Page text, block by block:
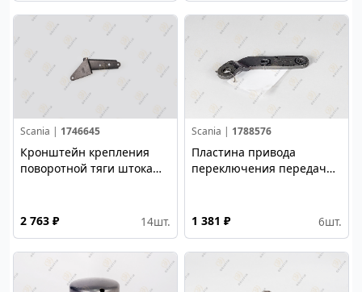
Scania | 1746645
Кронштейн крепления
поворотной тяги штока
2 763 ₽ 14шт.
Scania | 1788576
Пластина привода
переключения передач
1 381 ₽ 6шт.